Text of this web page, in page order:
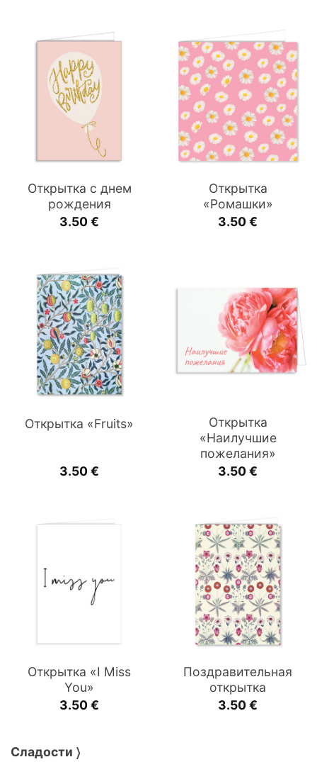
Открытка с днем
рождения
3.50€
Открытка
«Ромашки»
3.50€
Открытка «Fruits»
3.50€
Открытка
«Наилучшие
пожелания»
3.50€
Открытка «I Miss
You»
3.50€
Поздравительная
открытка
3.50€
Сладости 〉